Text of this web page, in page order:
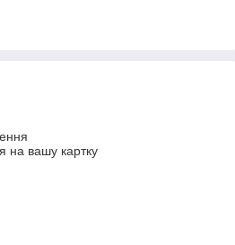
на вашу картку